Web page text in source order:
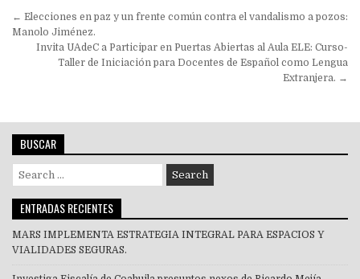
Navegación
de
entradas
← Elecciones en paz y un frente común contra el vandalismo a pozos:
Manolo Jiménez.
Invita UAdeC a Participar en Puertas Abiertas al Aula ELE: Curso-
Taller de Iniciación para Docentes de Español como Lengua
Extranjera. →
BUSCAR
Search
for:
ENTRADAS RECIENTES
MARS IMPLEMENTA ESTRATEGIA INTEGRAL PARA ESPACIOS Y
VIALIDADES SEGURAS.